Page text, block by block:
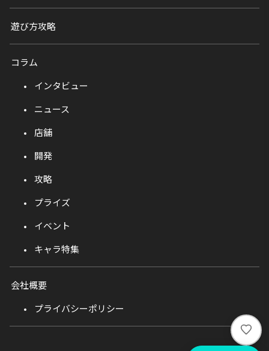
い
い
遊び方攻略
コラム
インタビュー
ニュース
店舗
開発
攻略
プライズ
イベント
キャラ特集
会社概要
プライバシーポリシー